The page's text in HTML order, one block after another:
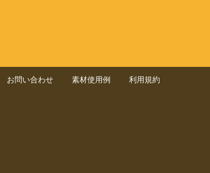
お問い合わせ 素材使用例 利用規約